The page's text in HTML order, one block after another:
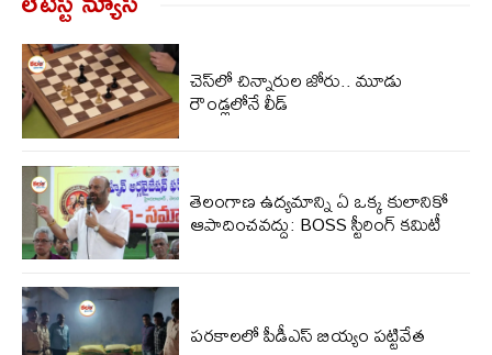
చెస్‌లో చిన్నారుల జోరు.. మూడు
రౌండ్లలోనే లీడ్
తెలంగాణ ఉద్యమాన్ని ఏ ఒక్క కులానికో
ఆపాదించవద్దు: BOSS స్టీరింగ్ కమిటీ
పరకాలలో పీడీఎస్‌ బియ్యం పట్టివేత